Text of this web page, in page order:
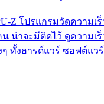
Z โปรแกรมวัดความเ
น่าจะมีติดไว้ ดูความเร็
ทั้งฮารด์แวร์ ซอฟต์แวร์